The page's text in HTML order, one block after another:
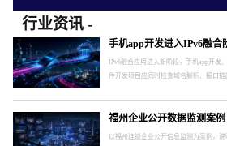
行业资讯 -
IPv6融合应用进入新阶段，手机app开
件开发项目应同时检查域名解析、接口
以福州连锁企业公开信息监测为案例，